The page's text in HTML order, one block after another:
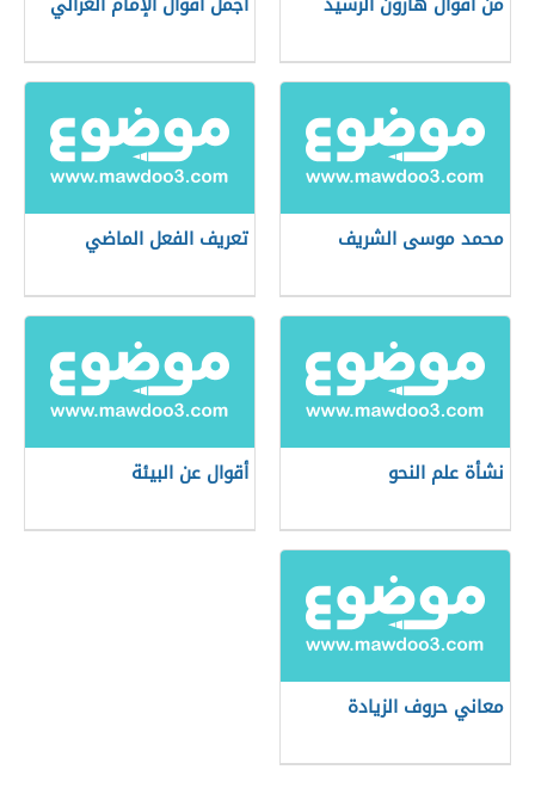
محمد موسى الشريف تعريف الفعل الماضي
نشأة علم النحو أقوال عن البيئة
معاني حروف الزيادة